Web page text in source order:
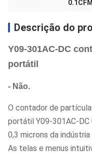
Descrição do
Y09-301AC-DC
portátil
- Não.
O contador de
portátil Y09-301AC-
0,3 microns da
As telas e menus